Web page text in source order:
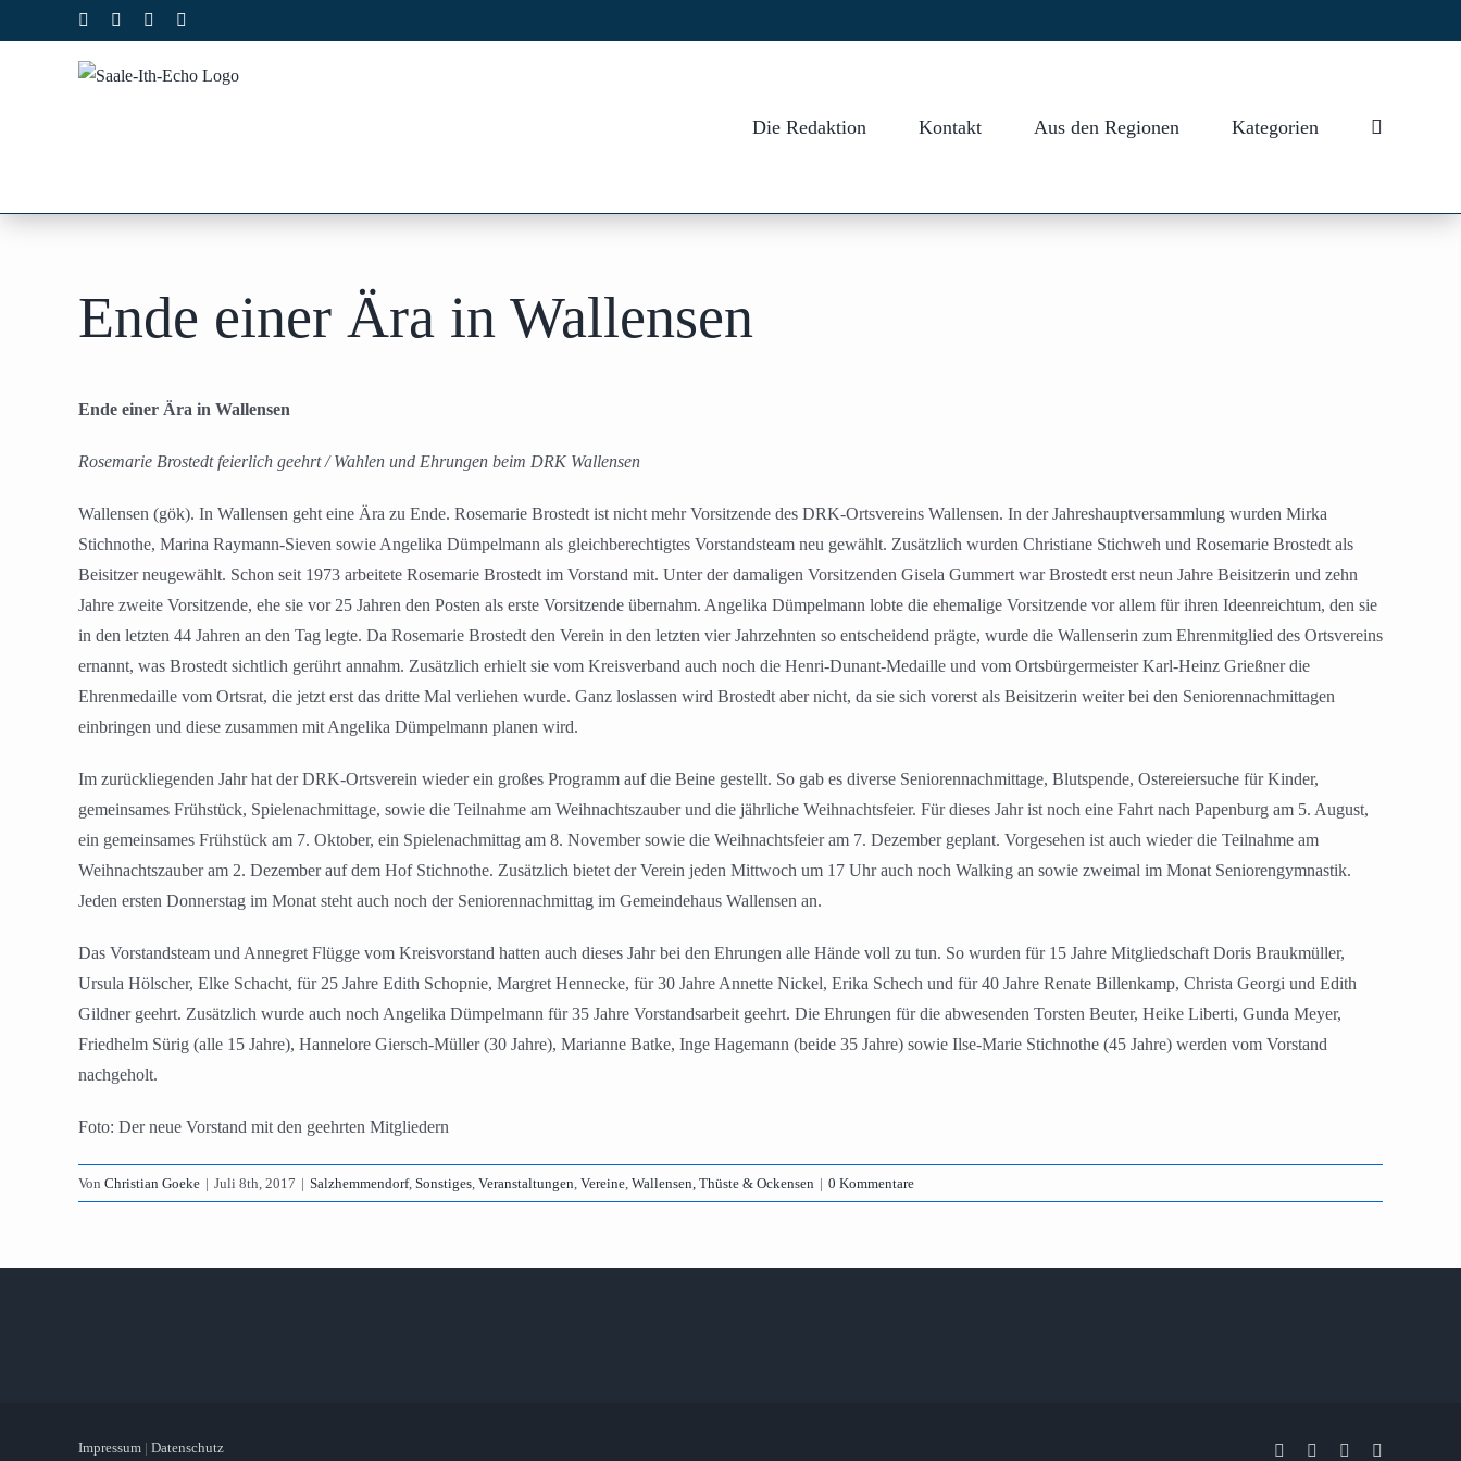
Inhalt
Facebook Instagram
Die Redaktion Kontakt Aus den Regionen Kategorien
Ende einer Ära in Wallensen
Ende einer Ära in Wallensen
Rosemarie Brostedt feierlich geehrt / Wahlen und Ehrungen beim DRK Wallensen
Wallensen (gök). In Wallensen geht eine Ära zu Ende. Rosemarie Brostedt ist nicht mehr Vorsitzende des DRK-Ortsvereins Wallensen. In der Jahreshauptversammlung wurden Mirka
Stichnothe, Marina Raymann-Sieven sowie Angelika Dümpelmann als gleichberechtigtes Vorstandsteam neu gewählt. Zusätzlich wurden Christiane Stichweh und Rosemarie Brostedt als
Beisitzer neugewählt. Schon seit 1973 arbeitete Rosemarie Brostedt im Vorstand mit. Unter der damaligen Vorsitzenden Gisela Gummert war Brostedt erst neun Jahre Beisitzerin und zehn
Jahre zweite Vorsitzende, ehe sie vor 25 Jahren den Posten als erste Vorsitzende übernahm. Angelika Dümpelmann lobte die ehemalige Vorsitzende vor allem für ihren Ideenreichtum, den sie
in den letzten 44 Jahren an den Tag legte. Da Rosemarie Brostedt den Verein in den letzten vier Jahrzehnten so entscheidend prägte, wurde die Wallenserin zum Ehrenmitglied des Ortsvereins
ernannt, was Brostedt sichtlich gerührt annahm. Zusätzlich erhielt sie vom Kreisverband auch noch die Henri-Dunant-Medaille und vom Ortsbürgermeister Karl-Heinz Grießner die
Ehrenmedaille vom Ortsrat, die jetzt erst das dritte Mal verliehen wurde. Ganz loslassen wird Brostedt aber nicht, da sie sich vorerst als Beisitzerin weiter bei den Seniorennachmittagen
einbringen und diese zusammen mit Angelika Dümpelmann planen wird.
Im zurückliegenden Jahr hat der DRK-Ortsverein wieder ein großes Programm auf die Beine gestellt. So gab es diverse Seniorennachmittage, Blutspende, Ostereiersuche für Kinder,
gemeinsames Frühstück, Spielenachmittage, sowie die Teilnahme am Weihnachtszauber und die jährliche Weihnachtsfeier. Für dieses Jahr ist noch eine Fahrt nach Papenburg am 5. August,
ein gemeinsames Frühstück am 7. Oktober, ein Spielenachmittag am 8. November sowie die Weihnachtsfeier am 7. Dezember geplant. Vorgesehen ist auch wieder die Teilnahme am
Weihnachtszauber am 2. Dezember auf dem Hof Stichnothe. Zusätzlich bietet der Verein jeden Mittwoch um 17 Uhr auch noch Walking an sowie zweimal im Monat Seniorengymnastik.
Jeden ersten Donnerstag im Monat steht auch noch der Seniorennachmittag im Gemeindehaus Wallensen an.
Das Vorstandsteam und Annegret Flügge vom Kreisvorstand hatten auch dieses Jahr bei den Ehrungen alle Hände voll zu tun. So wurden für 15 Jahre Mitgliedschaft Doris Braukmüller,
Ursula Hölscher, Elke Schacht, für 25 Jahre Edith Schopnie, Margret Hennecke, für 30 Jahre Annette Nickel, Erika Schech und für 40 Jahre Renate Billenkamp, Christa Georgi und Edith
Gildner geehrt. Zusätzlich wurde auch noch Angelika Dümpelmann für 35 Jahre Vorstandsarbeit geehrt. Die Ehrungen für die abwesenden Torsten Beuter, Heike Liberti, Gunda Meyer,
Friedhelm Sürig (alle 15 Jahre), Hannelore Giersch-Müller (30 Jahre), Marianne Batke, Inge Hagemann (beide 35 Jahre) sowie Ilse-Marie Stichnothe (45 Jahre) werden vom Vorstand
nachgeholt.
Foto: Der neue Vorstand mit den geehrten Mitgliedern
Von Christian Goeke | Juli 8th, 2017 | Salzhemmendorf, Sonstiges, Veranstaltungen, Vereine, Wallensen, Thüste & Ockensen | 0 Kommentare
Impressum | Datenschutz Facebook Instagram